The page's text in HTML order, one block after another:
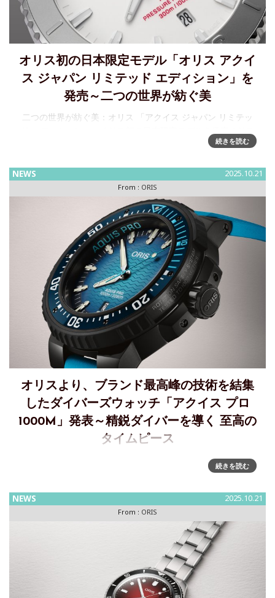
オリス初の日本限定モデル「オリス アクイ
ス ジャパン リミテッド エディション」を
発売～二つの世界が紡ぐ美
二つの世界が紡ぐ美：オリス 「アクイス ジャパン リミテッ
の中でもベストセラーのアクイスコレクション。中でも日本
本限定
続きを読む
NEWS 2025.10.21
From : ORIS
オリスより、ブランド最高峰の技術を結集
したダイバーズウォッチ「アクイス プロ
1000M」発表～精鋭ダイバーを導く 至高の
タイムピース
精鋭ダイバーを導く、至高のタイムピース～ブランド最高峰
の技術を結集したダイバーズウォッチ「アクイス プロ
1000M」は、世界のダイビングのプロフェッショナルとの共
同開発により
続きを読む
NEWS 2025.10.21
From : ORIS